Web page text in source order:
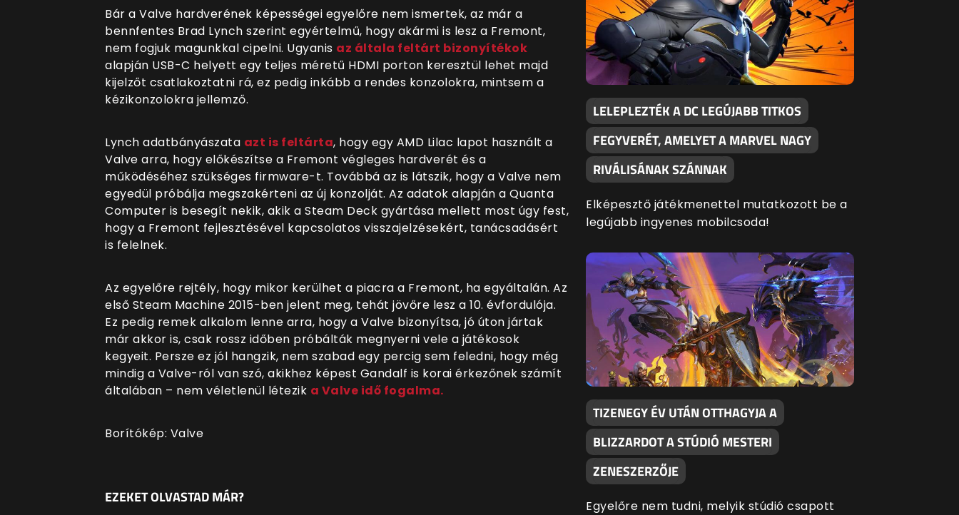
Bár a Valve hardverének képességei egyelőre nem ismertek, az már a
bennfentes Brad Lynch szerint egyértelmű, hogy akármi is lesz a Fremont,
nem fogjuk magunkkal cipelni. Ugyanis az általa feltárt bizonyítékok
alapján USB-C helyett egy teljes méretű HDMI porton keresztül lehet majd
kijelzőt csatlakoztatni rá, ez pedig inkább a rendes konzolokra, mintsem a
kézikonzolokra jellemző.
Lynch adatbányászata azt is feltárta, hogy egy AMD Lilac lapot használt a
Valve arra, hogy előkészítse a Fremont végleges hardverét és a
működéséhez szükséges firmware-t. Továbbá az is látszik, hogy a Valve nem
egyedül próbálja megszakérteni az új konzolját. Az adatok alapján a Quanta
Computer is besegít nekik, akik a Steam Deck gyártása mellett most úgy fest,
hogy a Fremont fejlesztésével kapcsolatos visszajelzésekért, tanácsadásért
is felelnek.
Az egyelőre rejtély, hogy mikor kerülhet a piacra a Fremont, ha egyáltalán. Az
első Steam Machine 2015-ben jelent meg, tehát jövőre lesz a 10. évfordulója.
Ez pedig remek alkalom lenne arra, hogy a Valve bizonyítsa, jó úton jártak
már akkor is, csak rossz időben próbálták megnyerni vele a játékosok
kegyeit. Persze ez jól hangzik, nem szabad egy percig sem feledni, hogy még
mindig a Valve-ról van szó, akikhez képest Gandalf is korai érkezőnek számít
általában – nem véletlenül létezik a Valve idő fogalma.
Borítókép: Valve
EZEKET OLVASTAD MÁR?
LELEPLEZTÉK A DC LEGÚJABB TITKOS
FEGYVERÉT, AMELYET A MARVEL NAGY
RIVÁLISÁNAK SZÁNNAK
Elképesztő játékmenettel mutatkozott be a
legújabb ingyenes mobilcsoda!
TIZENEGY ÉV UTÁN OTTHAGYJA A
BLIZZARDOT A STÚDIÓ MESTERI
ZENESZERZŐJE
Egyelőre nem tudni, melyik stúdió csapott